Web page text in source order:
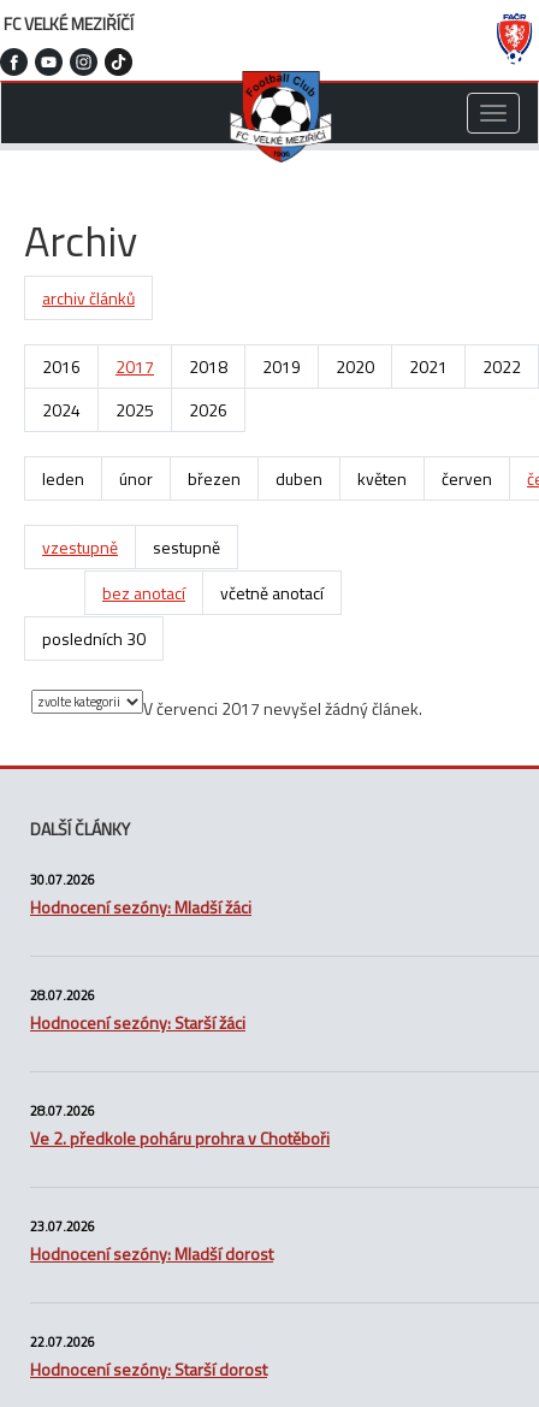
FC VELKÉ MEZIŘÍČÍ
Toggle
Archiv
archiv článků
2016 2017 2018 2019 2020 2021
2022
2024
2025 2026
leden únor březen duben květen červen
vzestupně
sestupně
bez anotací
včetně anotací
posledních 30
V červenci 2017 nevyšel žádný článek.
DALŠÍ ČLÁNKY
30.07.2026
Hodnocení sezóny: Mladší žáci
28.07.2026
Hodnocení sezóny: Starší žáci
28.07.2026
Ve 2. předkole poháru prohra v Chotěboři
23.07.2026
Hodnocení sezóny: Mladší dorost
22.07.2026
Hodnocení sezóny: Starší dorost